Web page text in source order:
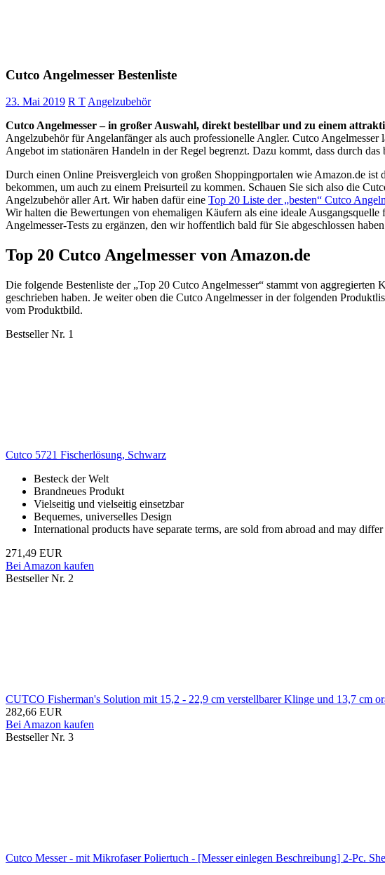
Cutco Angelmesser Bestenliste
23. Mai 2019 R TAngelzubehör
Cutco Angelmesser – in großer Auswahl, direkt bestellbar und zu einem
Angelzubehör für Angelanfänger als auch professionelle Angler. Cutco
Angebot im stationären Handeln in der Regel begrenzt. Dazu kommt, dass durch
Durch einen Online Preisvergleich von großen Shoppingportalen wie Amazon.de
bekommen, um auch zu einem Preisurteil zu kommen. Schauen Sie sich also die
Angelzubehör aller Art. Wir haben dafür eine Top 20 Liste der „besten“ Cutco
Wir halten die Bewertungen von ehemaligen Käufern als eine ideale
Angelmesser-Tests zu ergänzen, den wir hoffentlich bald für Sie abgeschlossen
Top 20 Cutco Angelmesser von Amazon.de
Die folgende Bestenliste der „Top 20 Cutco Angelmesser“ stammt von
geschrieben haben. Je weiter oben die Cutco Angelmesser in der folgenden
vom Produktbild.
Bestseller Nr. 1
Cutco 5721 Fischerlösung, Schwarz
Besteck der Welt
Brandneues Produkt
Vielseitig und vielseitig einsetzbar
Bequemes, universelles Design
International products have separate terms, are sold from abroad and may
271,49 EUR
Bei Amazon kaufen
Bestseller Nr. 2
CUTCO Fisherman's Solution mit 15,2 - 22,9 cm verstellbarer Klinge und 13,7 cm
282,66 EUR
Bei Amazon kaufen
Bestseller Nr. 3
Cutco Messer - mit Mikrofaser Poliertuch - [Messer einlegen Beschreibung] 2-Pc.